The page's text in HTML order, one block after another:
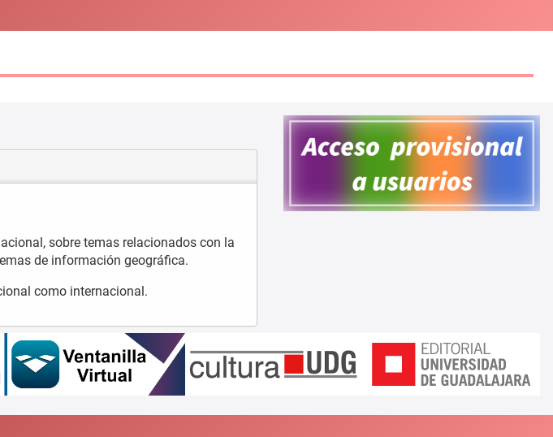
sobre temas relacionados con la
de información geográfica.
como internacional.